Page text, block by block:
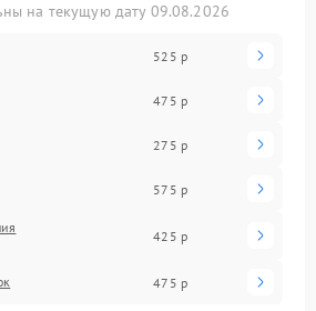
на текущую дату 09.08.2026
525 р
475 р
275 р
575 р
425 р
475 р